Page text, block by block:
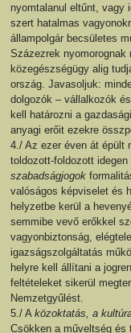
nyomtalanul eltűnt, vagy
szert hatalmas
állampolgár becsületes
Százezrek
közegészségügy alig
ország. Javasoljuk:
dolgozók – vállalkozók
kell határozni a
anyagi erőit ezekre
4./ Az ezer éven át épült
toldozott-foldozott
szabadságjogok
valóságos képviselet és
helyzetbe kerül a
semmibe vevő erőkkel
vagyonbiztonság,
igazságszolgáltatás
helyre kell állítani a
feltételeket sikerül
Nemzetgyűlést.
5./ Aközoktatás, a
Csökken a műveltség és